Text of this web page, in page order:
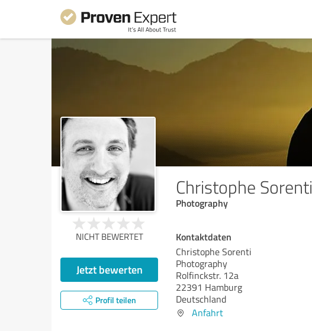
Christophe Sorenti
Photography
NICHT BEWERTET
Jetzt bewerten
Profil teilen
Kontaktdaten
Christophe Sorenti
Photography
Rolfinckstr. 12a
22391 Hamburg
Deutschland
Anfahrt